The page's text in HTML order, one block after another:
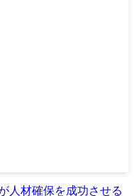
人材確保を成功させる